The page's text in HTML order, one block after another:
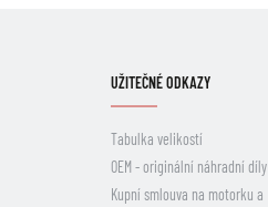
UŽITEČNÉ ODKAZY
Tabulka velikostí
OEM - originální náhradní díly
Kupní smlouva na motorku a